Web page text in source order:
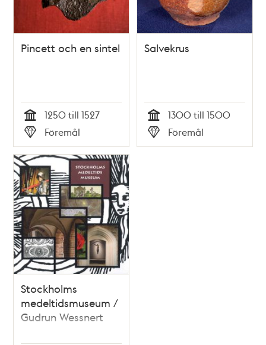
Pincett och en sintel
Tid
1250 till 1527
Typ
Föremål
Salvekrus
Tid
1300 till 1500
Typ
Föremål
Stockholms
medeltidsmuseum /
Gudrun Wessnert